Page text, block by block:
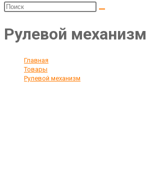
Рулевой механизм
Главная
Товары
Рулевой механизм